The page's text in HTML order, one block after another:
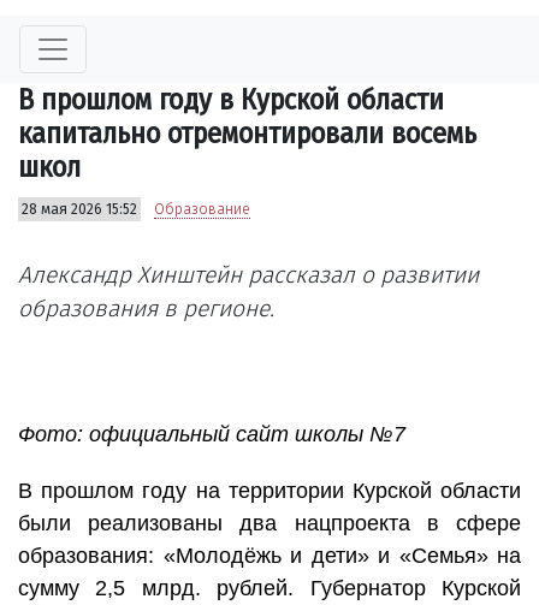
В прошлом году в Курской области
капитально отремонтировали восемь
школ
28 мая 2026 15:52 Образование
Александр Хинштейн рассказал о развитии
образования в регионе.
Фото: официальный сайт школы №7
В прошлом году на территории Курской области
были реализованы два нацпроекта в сфере
образования: «Молодёжь и дети» и «Семья» на
сумму 2,5 млрд. рублей. Губернатор Курской